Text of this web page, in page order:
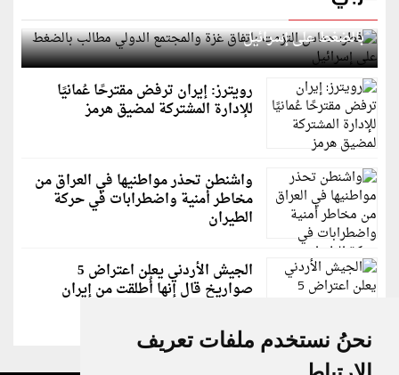
نحنُ نستخدم ملفات تعريف
قطر: حماس التزمت باتفاق غزة والمجتمع الدولي مطالب
بالضغط على إسرائيل
رويترز: إيران ترفض مقترحًا عُمانيًا
للإدارة المشتركة لمضيق هرمز
واشنطن تحذر مواطنيها في العراق من
مخاطر أمنية واضطرابات في حركة
الطيران
الجيش الأردني يعلن اعتراض 5
صواريخ قال إنها أُطلقت من إيران